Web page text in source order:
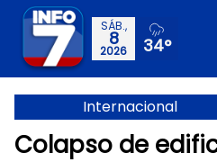
SÁB.,
8
2026 34°
Internacional
Colapso de